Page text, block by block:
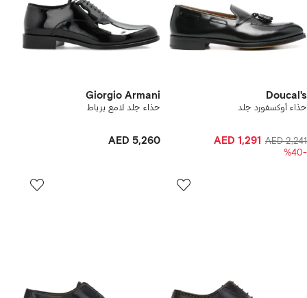
Doucal's
حذاء أوكسفورد جلد
AED 2,241
AED 1,291
-%40
Giorgio Armani
حذاء جلد لامع برباط
AED 5,260